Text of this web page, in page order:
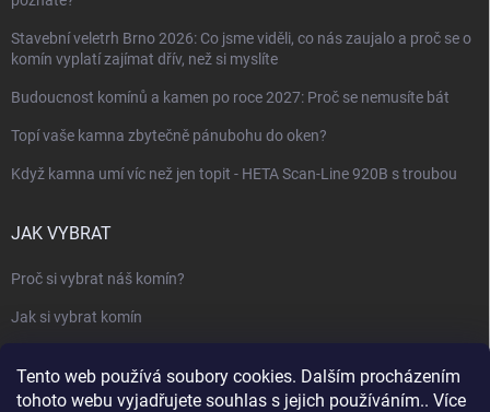
Tento web používá soubory cookies. Dalším procházením
tohoto webu vyjadřujete souhlas s jejich používáním.. Více
Stavební veletrh Brno 2026: Co jsme viděli, co nás zaujalo a proč se o
komín vyplatí zajímat dřív, než si myslíte
Budoucnost komínů a kamen po roce 2027: Proč se nemusíte bát
Topí vaše kamna zbytečně pánubohu do oken?
Když kamna umí víc než jen topit - HETA Scan-Line 920B s troubou
JAK VYBRAT
Proč si vybrat náš komín?
Jak si vybrat komín
Jak vybrat kamna nebo krbovou vložku